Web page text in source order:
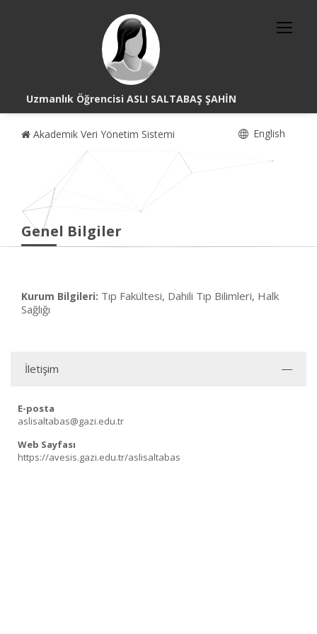
Uzmanlık Öğrencisi ASLI SALTABAŞ ŞAHİN
Akademik Veri Yönetim Sistemi English
Genel Bilgiler
Kurum Bilgileri: Tıp Fakültesi, Dahili Tıp Bilimleri, Halk
Sağlığı
İletişim
E-posta
aslisaltabas@gazi.edu.tr
Web Sayfası
https://avesis.gazi.edu.tr/aslisaltabas